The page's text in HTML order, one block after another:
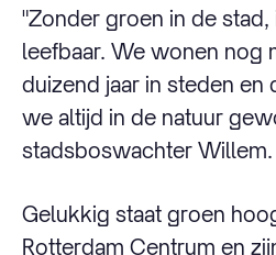
"Zonder groen in de stad,
leefbaar. We wonen nog
duizend jaar in steden en
we altijd in de natuur
stadsboswachter Willem.
Gelukkig staat groen
Rotterdam Centrum en